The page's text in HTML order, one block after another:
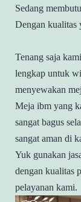
Sedang
Dengan kualitas
Tenang saja
lengkap untuk
menyewakan
Meja ibm yang
sangat bagus
sangat aman di
Yuk gunakan
dengan kualitas
pelayanan kami.